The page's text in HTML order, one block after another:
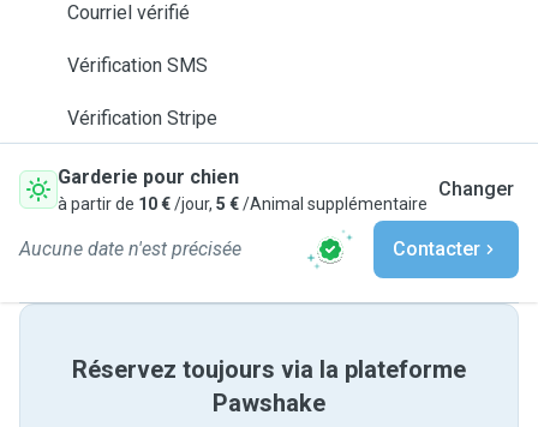
Courriel vérifié
Vérification SMS
Vérification Stripe
Garderie pour chien
à partir de 10 €/jour, 5 €/Animal supplémentaire
Changer
Aucune date n'est précisée Contacter
Réservez toujours via la plateforme
Pawshake